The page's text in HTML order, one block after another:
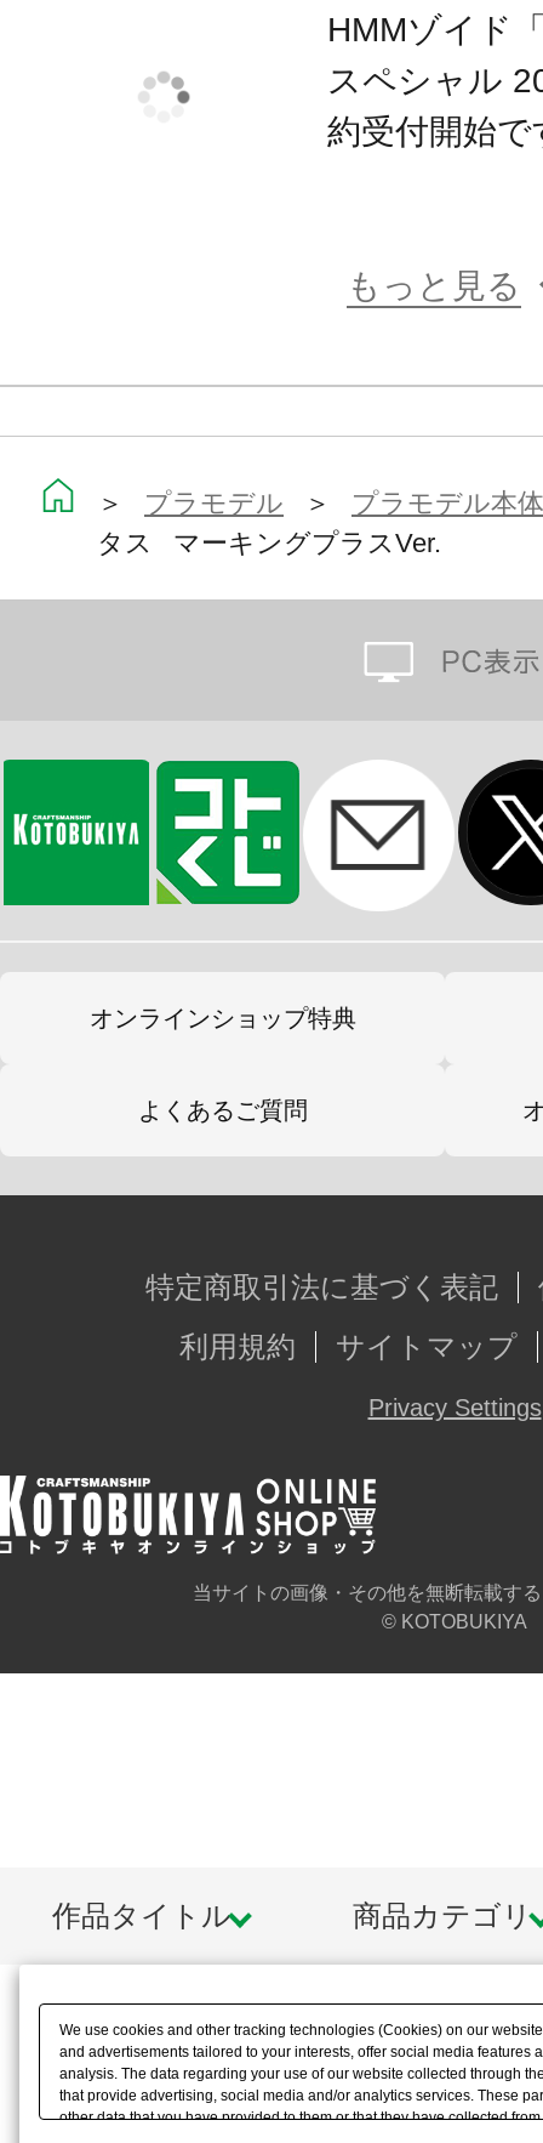
HMMゾイド
スペシャル
約受付開始で
もっと見る
＞ プラモデル ＞ プラモデル本体
タス マーキングプラスVer.
オンラインショップ特典
よくあるご質問
特定商取引法に基づく表記
利用規約
サイトマップ
Privacy Settings
当サイトの画像・その他を無断転載す
© KOTOBUKIYA
作品タイトル 商品カテゴリ
We use cookies and other tracking technologies (Cookies) on our
and advertisements tailored to your interests, offer social media features
analysis. The data regarding your use of our website collected through
that provide advertising, social media and/or analytics services. These
other data that you have provided to them or that they have collected